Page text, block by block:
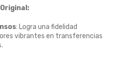
: Logra una fidelidad
vibrantes en transferencias